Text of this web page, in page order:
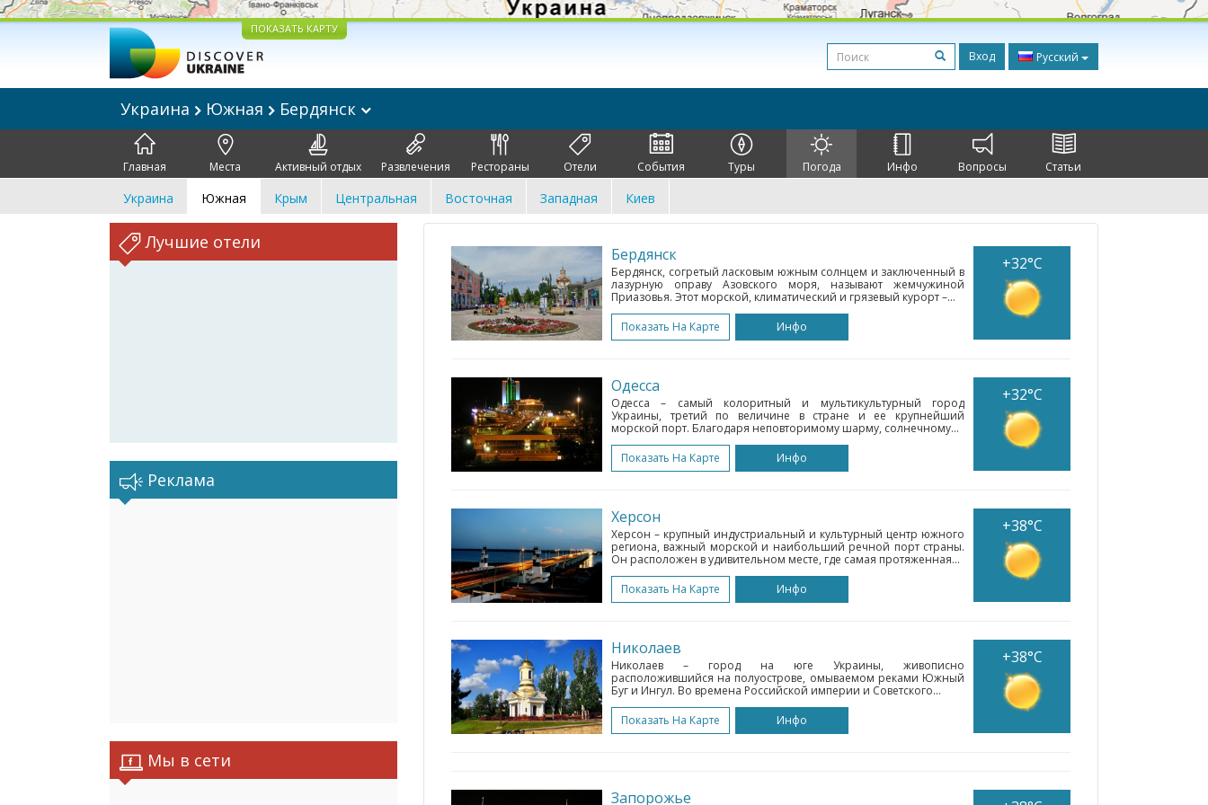
ПОКАЗАТЬ КАРТУ
Вход Русский
Украина Южная Бердянск
Главная Места Активный отдых Развлечения Рестораны Отели События Туры Погода Инфо Вопросы Статьи
Украина Южная Крым Центральная Восточная Западная Киев
Лучшие отели
Реклама
Мы в сети
+32°C
Бердянск
Бердянск, согретый ласковым южным солнцем и заключенный в
лазурную оправу Азовского моря, называют жемчужиной
Приазовья. Этот морской, климатический и грязевый курорт –...
Показать На Карте
Инфо
+32°C
Одесса
Одесса – самый колоритный и мультикультурный город
Украины, третий по величине в стране и ее крупнейший
морской порт. Благодаря неповторимому шарму, солнечному...
Показать На Карте
Инфо
+38°C
Херсон
Херсон – крупный индустриальный и культурный центр южного
региона, важный морской и наибольший речной порт страны.
Он расположен в удивительном месте, где самая протяженная...
Показать На Карте
Инфо
+38°C
Николаев
Николаев – город на юге Украины, живописно
расположившийся на полуострове, омываемом реками Южный
Буг и Ингул. Во времена Российской империи и Советского...
Показать На Карте
Инфо
Запорожье